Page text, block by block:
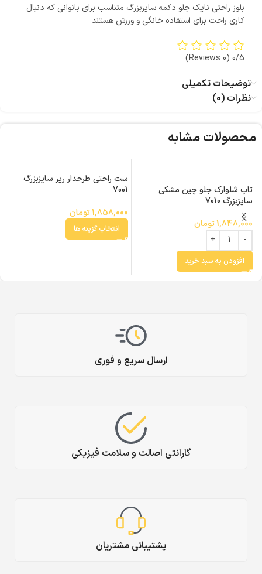
بلوز راحتی نایک جلو دکمه سایزبزرگ متناسب برای بانوانی که دنبال
کاری راحت برای استفاده خانگی و ورزش هستند
0/5
(0 Reviews)
توضیحات تکمیلی
نظرات (0)
محصولات مشابه
تاپ شلوارک جلو چین مشکی
سایزبزرگ 7010
1,848,000تومان
افزودن به سبد خرید
ست راحتی طرحدار ریز سایزبزرگ
7001
1,858,000تومان
انتخاب گزینه ها
ارسال سریع و فوری
گارانتی اصالت و سلامت فیزیکی
پشتیبانی مشتریان